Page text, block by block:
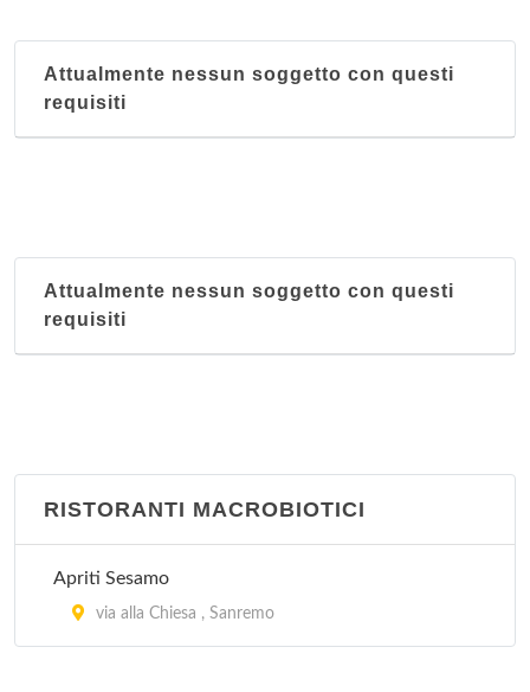
Attualmente nessun soggetto con questi
requisiti
Attualmente nessun soggetto con questi
requisiti
RISTORANTI MACROBIOTICI
Apriti Sesamo
via alla Chiesa , Sanremo